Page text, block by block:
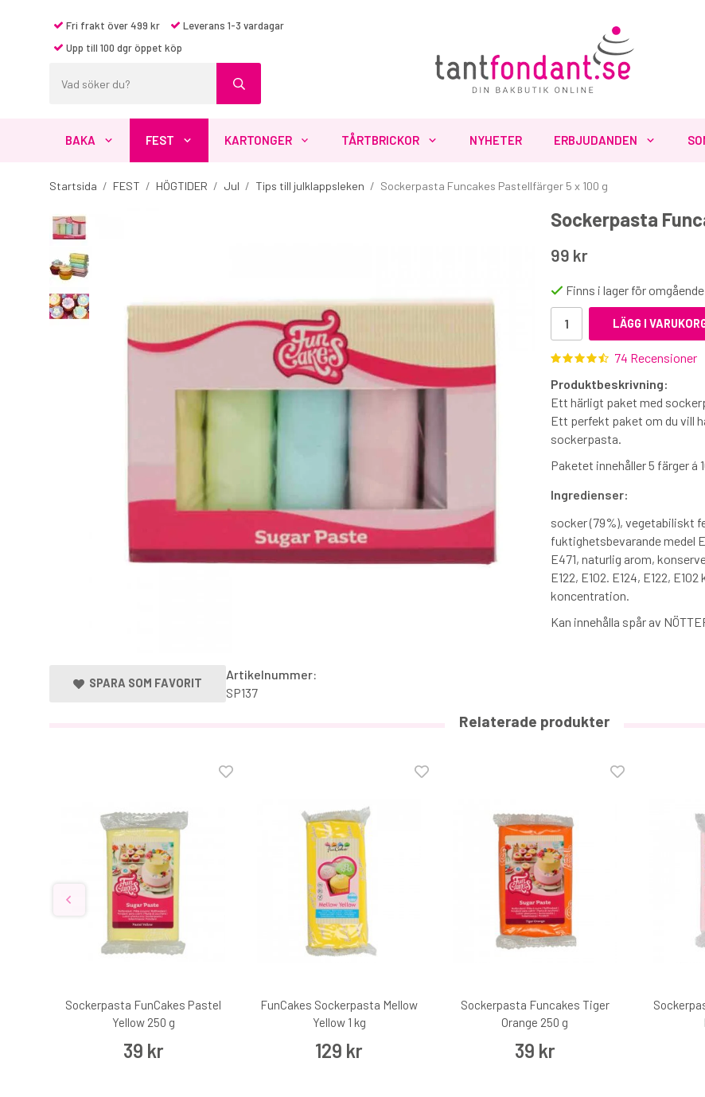
Fri frakt över 499 kr
Leverans 1-3 vardagar
Upp till 100 dgr öppet köp
BAKA FEST KARTONGER TÅRTBRICKOR NYHETER ERBJUDANDEN
Startsida / FEST / HÖGTIDER / Jul / Tips till julklappsleken / Sockerpasta Funcakes Pastellfärger 5 x 100 g
Fler produkter du inte vill missa
Sockerpasta
99 kr
Finns i lager för
LÄGG I
74 Recensioner
Produktbeskrivning:
Ett härligt paket med
Ett perfekt paket om du vill
sockerpasta.
Paketet innehåller 5 färger á
Ingredienser:
socker (79%), vegetabiliskt
fuktighetsbevarande medel
E471, naturlig arom,
E122, E102. E124, E122,
koncentration.
Kan innehålla spår av
SPARA SOM FAVORIT
Artikelnummer:
SP137
Relaterade produkter
Sockerpasta FunCakes Pastel
Yellow 250 g
39 kr
FunCakes Sockerpasta Mellow
Yellow 1 kg
129 kr
Sockerpasta Funcakes Tiger
Orange 250 g
39 kr